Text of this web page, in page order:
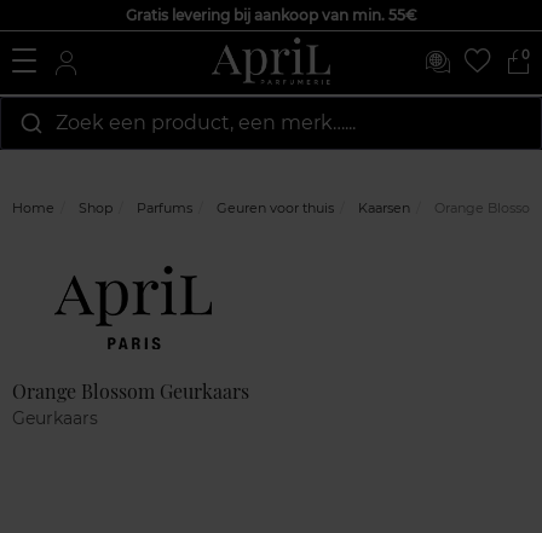
Gratis levering bij aankoop van min. 55€
0
Zoek een product, een merk…...
Home Shop Parfums Geuren voor thuis Kaarsen Orange
Orange Blossom Geurkaars
Geurkaars